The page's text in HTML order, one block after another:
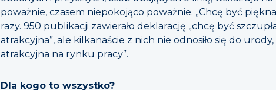
poważnie, czasem niepokojąco poważnie. „Chcę być
razy. 950 publikacji zawierało deklarację „chcę być
atrakcyjna”, ale kilkanaście z nich nie odnosiło się do
atrakcyjna na rynku pracy”.
Dla kogo to wszystko?